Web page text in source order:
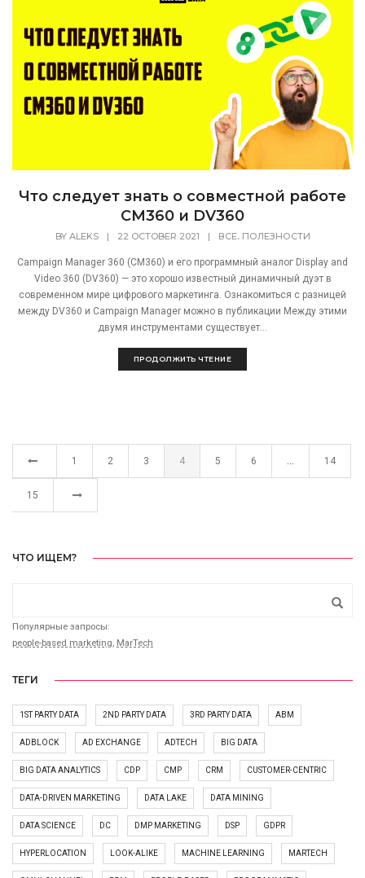
Что следует знать о совместной работе
CM360 и DV360
BY ALEKS | 22 OCTOBER 2021 | ВСЕ, ПОЛЕЗНОСТИ
Campaign Manager 360 (CM360) и его программный аналог Display and
Video 360 (DV360) — это хорошо известный динамичный дуэт в
современном мире цифрового маркетинга. Ознакомиться с разницей
между DV360 и Campaign Manager можно в публикации Между этими
двумя инструментами существует...
ПРОДОЛЖИТЬ ЧТЕНИЕ
1 2 3 4 5 6 14
15
ЧТО ИЩЕМ?
Популярные запросы:
people-based marketing, MarTech
ТЕГИ
1ST PARTY DATA 2ND PARTY DATA 3RD PARTY DATA ABM
ADBLOCK AD EXCHANGE ADTECH BIG DATA
BIG DATA ANALYTICS CDP CMP CRM CUSTOMER-CENTRIC
DATA-DRIVEN MARKETING DATA LAKE DATA MINING
DATA SCIENCE DC DMP MARKETING DSP GDPR
HYPERLOCATION LOOK-ALIKE MACHINE LEARNING MARTECH